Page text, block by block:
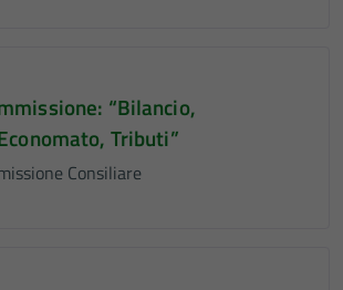
“Bilancio,
Tributi”
Consiliare